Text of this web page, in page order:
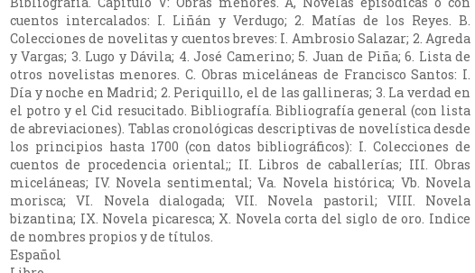
cuentos intercalados: I. Liñán y Verdugo; 2. Matías de los Reyes. B.
Colecciones de novelitas y cuentos breves: I. Ambrosio Salazar; 2. Agreda
y Vargas; 3. Lugo y Dávila; 4. José Camerino; 5. Juan de Piña; 6. Lista de
otros novelistas menores. C. Obras miceláneas de Francisco Santos: I.
Día y noche en Madrid; 2. Periquillo, el de las gallineras; 3. La verdad en
el potro y el Cid resucitado. Bibliografía. Bibliografía general (con lista
de abreviaciones). Tablas cronológicas descriptivas de novelística desde
los principios hasta 1700 (con datos bibliográficos): I. Colecciones de
cuentos de procedencia oriental;; II. Libros de caballerías; III. Obras
miceláneas; IV. Novela sentimental; Va. Novela histórica; Vb. Novela
morisca; VI. Novela dialogada; VII. Novela pastoril; VIII. Novela
bizantina; IX. Novela picaresca; X. Novela corta del siglo de oro. Indice
de nombres propios y de títulos.
Español